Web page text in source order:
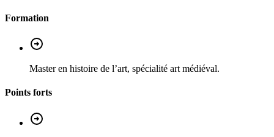
Formation
Master en histoire de l’art, spécialité art médiéval.
Points forts